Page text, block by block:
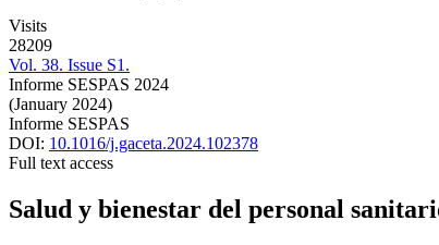
Visits
28209
Vol. 38. Issue S1.
Informe SESPAS 2024
(January 2024)
Informe SESPAS
DOI: 10.1016/j.gaceta.2024.102378
Full text access
Salud y bienestar del personal